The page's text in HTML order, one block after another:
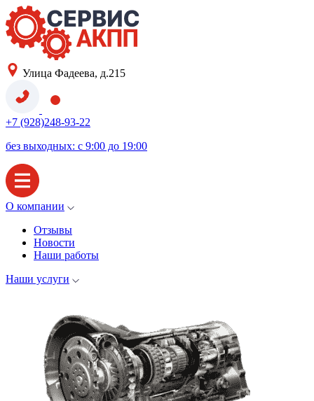
Улица Фадеева, д.215
+7 (928)248-93-22
без выходных: с 9:00 до 19:00
О компании
Отзывы
Новости
Наши работы
Наши услуги